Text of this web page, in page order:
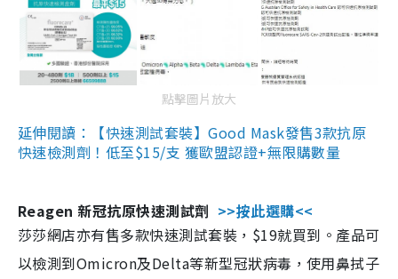
點擊圖片放大
延伸閱讀：【快速測試套裝】Good Mask發售3款抗原
快速檢測劑！低至$15/支 獲歐盟認證+無限購數量
Reagen 新冠抗原快速測試劑 >>按此選購<<
莎莎網店亦有售多款快速測試套裝，$19就買到。產品可
以檢測到Omicron及Delta等新型冠狀病毒，使用鼻拭子